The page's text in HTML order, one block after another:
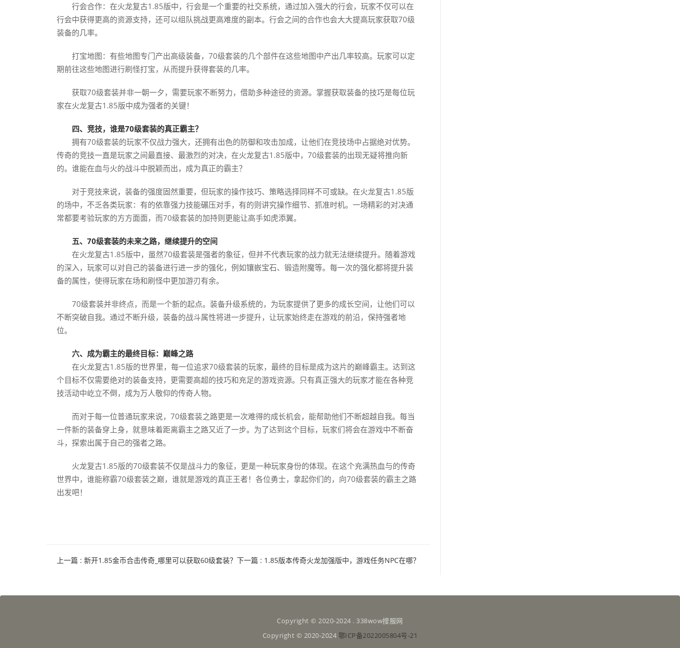
行会合作：在火龙复古1.85版中，行会是一个重要的社交系统，通过加入强大的行会，玩家不仅可以在
行会中获得更高的资源支持，还可以组队挑战更高难度的副本。行会之间的合作也会大大提高玩家获取70级
装备的几率。
打宝地图：有些地图专门产出高级装备，70级套装的几个部件在这些地图中产出几率较高。玩家可以定
期前往这些地图进行刷怪打宝，从而提升获得套装的几率。
获取70级套装并非一朝一夕，需要玩家不断努力，借助多种途径的资源。掌握获取装备的技巧是每位玩
家在火龙复古1.85版中成为强者的关键！
四、竞技，谁是70级套装的真正霸主？
拥有70级套装的玩家不仅战力强大，还拥有出色的防御和攻击加成，让他们在竞技场中占据绝对优势。
传奇的竞技一直是玩家之间最直接、最激烈的对决，在火龙复古1.85版中，70级套装的出现无疑将推向新
的。谁能在血与火的战斗中脱颖而出，成为真正的霸主？
对于竞技来说，装备的强度固然重要，但玩家的操作技巧、策略选择同样不可或缺。在火龙复古1.85版
的场中，不乏各类玩家：有的依靠强力技能碾压对手，有的则讲究操作细节、抓准时机。一场精彩的对决通
常都要考验玩家的方方面面，而70级套装的加持则更能让高手如虎添翼。
五、70级套装的未来之路，继续提升的空间
在火龙复古1.85版中，虽然70级套装是强者的象征，但并不代表玩家的战力就无法继续提升。随着游戏
的深入，玩家可以对自己的装备进行进一步的强化，例如镶嵌宝石、锻造附魔等。每一次的强化都将提升装
备的属性，使得玩家在场和刷怪中更加游刃有余。
70级套装并非终点，而是一个新的起点。装备升级系统的，为玩家提供了更多的成长空间，让他们可以
不断突破自我。通过不断升级，装备的战斗属性将进一步提升，让玩家始终走在游戏的前沿，保持强者地
位。
六、成为霸主的最终目标：巅峰之路
在火龙复古1.85版的世界里，每一位追求70级套装的玩家，最终的目标是成为这片的巅峰霸主。达到这
个目标不仅需要绝对的装备支持，更需要高超的技巧和充足的游戏资源。只有真正强大的玩家才能在各种竞
技活动中屹立不倒，成为万人敬仰的传奇人物。
而对于每一位普通玩家来说，70级套装之路更是一次难得的成长机会，能帮助他们不断超越自我。每当
一件新的装备穿上身，就意味着距离霸主之路又近了一步。为了达到这个目标，玩家们将会在游戏中不断奋
斗，探索出属于自己的强者之路。
火龙复古1.85版的70级套装不仅是战斗力的象征，更是一种玩家身份的体现。在这个充满热血与的传奇
世界中，谁能称霸70级套装之巅，谁就是游戏的真正王者！各位勇士，拿起你们的，向70级套装的霸主之路
出发吧！
上一篇 : 新开1.85金币合击传奇_哪里可以获取60级套装？ 下一篇 : 1.85版本传奇火龙加强版中，游戏任务NPC在哪？
Copyright © 2020-2024 . 338wow搜服网
Copyright © 2020-2024 鄂ICP备2022005804号-21